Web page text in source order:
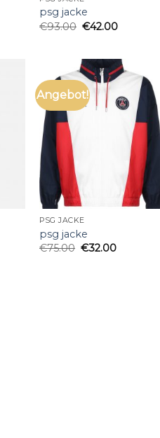
psg jacke
€93.00 €42.00
Angebot!
PSG JACKE
psg jacke
€75.00 €32.00